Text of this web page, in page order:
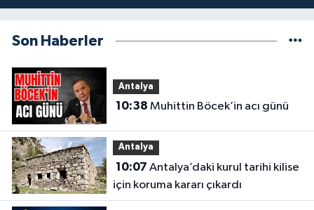
Son Haberler
Antalya
10:38 Muhittin Böcek’in acı günü
Antalya
10:07
için koruma kararı çıkardı